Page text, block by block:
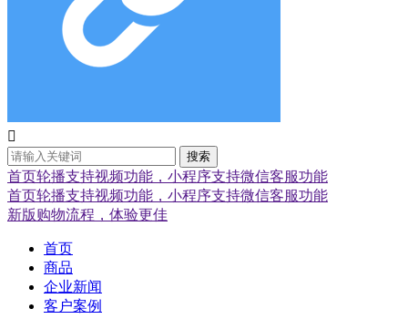

搜索
首页轮播支持视频功能，小程序支持微信客服功能
首页轮播支持视频功能，小程序支持微信客服功能
新版购物流程，体验更佳
首页
商品
企业新闻
客户案例